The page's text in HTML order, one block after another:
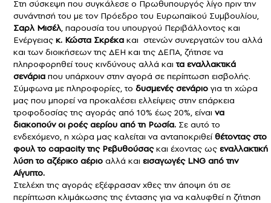
Στη σύσκεψη που συγκάλεσε ο Πρωθυπουργός λίγο πριν την
συνάντησή του με τον Πρόεδρο του Ευρωπαϊκού Συμβουλίου,
Σαρλ Μισέλ, παρουσία του υπουργού Περιβάλλοντος και
Ενέργειας κ. Κώστα Σκρέκα και στενών συνεργατών του αλλά
και των διοικήσεων της ΔΕΗ και της ΔΕΠΑ, ζήτησε να
πληροφορηθεί τους κινδύνους αλλά καιτα εναλλακτικά
σενάρια που υπάρχουν στην αγορά σε περίπτωση εισβολής.
Σύμφωνα με πληροφορίες, το δυσμενές σενάριο για τη χώρα
μας που μπορεί να προκαλέσει ελλείψεις στην επάρκεια
τροφοδοσίας της αγοράς από 10% έως 20%, είναι να
διακοπούν οι ροές αερίου από τη Ρωσία. Σε αυτό το
ενδεχόμενο, η χώρα μας καλείται να ανταποκριθείθέτοντας στο
φουλ το capacity της Ρεβυθούσαςκαι έχοντας ως εναλλακτική
λύση το αζέρικο αέριο αλλά και εισαγωγές LNG από την
Αίγυπτο.
Στελέχη της αγοράς εξέφρασαν χθες την άποψη ότι σε
περίπτωση κλιμάκωσης της έντασης για να καλυφθεί η ζήτηση